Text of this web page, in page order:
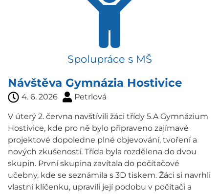
Spolupráce s MŠ
Návštěva Gymnázia Hostivice
4. 6. 2026 Petrlová
V úterý 2. června navštívili žáci třídy 5.A Gymnázium
Hostivice, kde pro ně bylo připraveno zajímavé
projektové dopoledne plné objevování, tvoření a
nových zkušeností. Třída byla rozdělena do dvou
skupin. První skupina zavítala do počítačové
učebny, kde se seznámila s 3D tiskem. Žáci si navrhli
vlastní klíčenku, upravili její podobu v počítači a